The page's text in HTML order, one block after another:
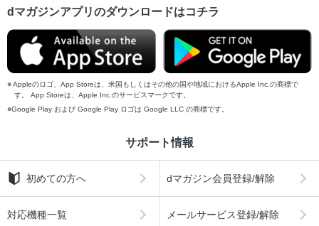
dマガジンアプリのダウンロードはコチラ
Appleのロゴ、App Storeは、米国もしくはその他の国や地域におけるApple Inc.の商標で
す。 App Storeは、Apple Inc.のサービスマークです。
Google Play および Google Play ロゴは Google LLC の商標です。
サポート情報
初めての方へ dマガジン会員登録/解除
対応機種一覧 メールサービス登録/解除